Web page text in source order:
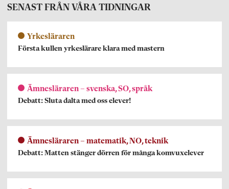
SENAST FRÅN VÅRA TIDNINGAR
Yrkesläraren
Första kullen yrkeslärare klara med mastern
Ämnesläraren – svenska, SO, språk
Debatt: Sluta dalta med oss elever!
Ämnesläraren – matematik, NO, teknik
Debatt: Matten stänger dörren för många komvuxelever